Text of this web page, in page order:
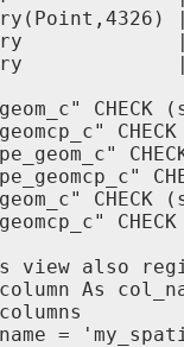
CHECK
CHECK
view also
As
=